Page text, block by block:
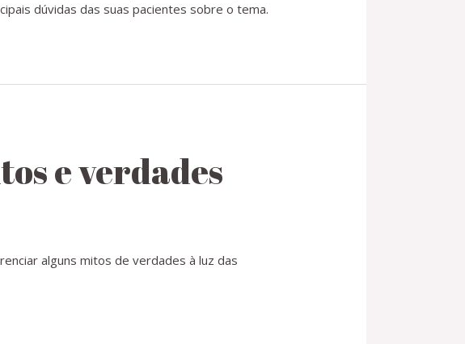
dúvidas das suas pacientes sobre o tema.
e verdades
alguns mitos de verdades à luz das